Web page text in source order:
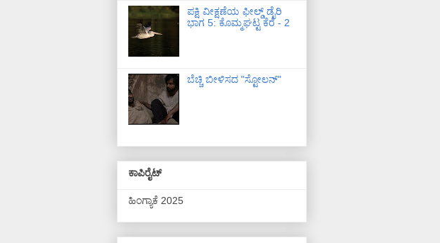
ಪಕ್ಷಿ ವೀಕ್ಷಣೆಯ ಫೀಲ್ಡ್‌ ಡೈರಿ
ಭಾಗ 5: ಕೊಮ್ಮಘಟ್ಟ ಕೆರೆ - 2
ಬೆಚ್ಚಿ ಬೀಳಿಸದ "ಸ್ಟೋಲನ್"
ಕಾಪಿರೈಟ್
ಹಿಂಗ್ಯಾಕೆ 2025